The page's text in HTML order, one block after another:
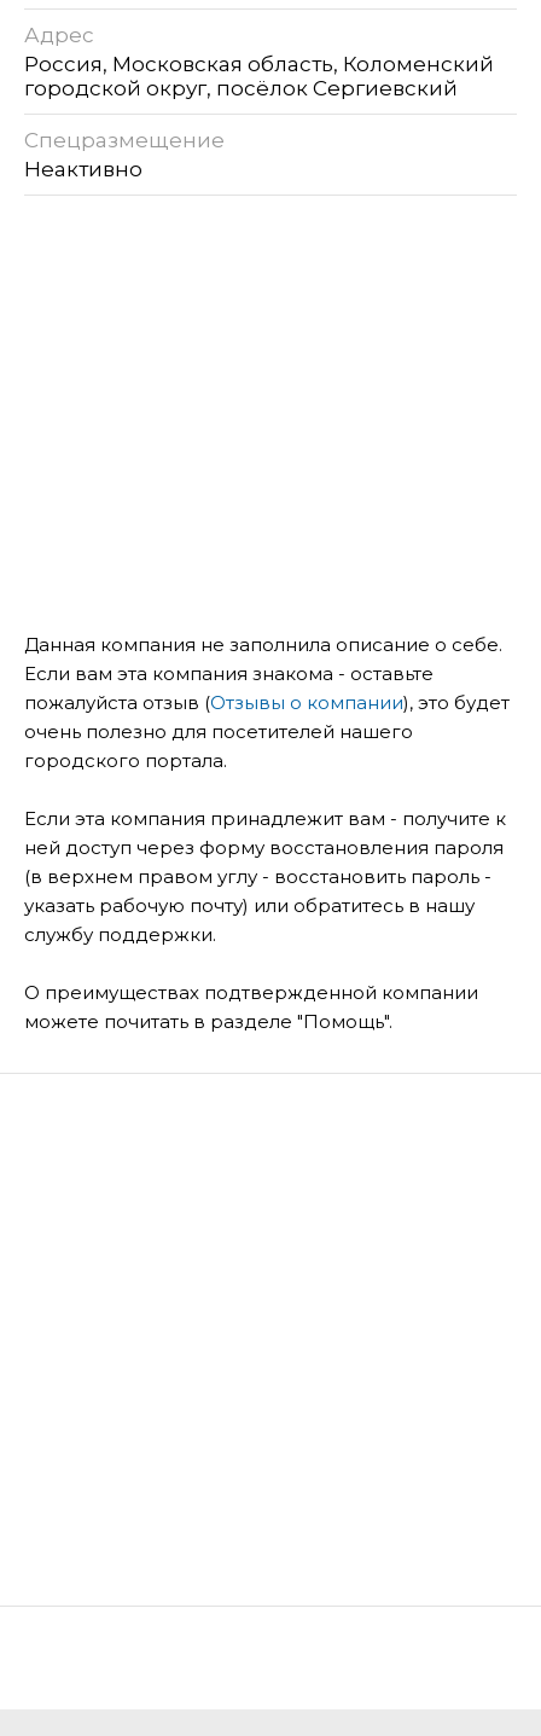
Адрес
Россия, Московская область, Коломенский
городской округ, посёлок Сергиевский
Спецразмещение
Неактивно
Данная компания не заполнила описание о себе.
Если вам эта компания знакома - оставьте
пожалуйста отзыв (Отзывы о компании), это будет
очень полезно для посетителей нашего
городского портала.
Если эта компания принадлежит вам - получите к
ней доступ через форму восстановления пароля
(в верхнем правом углу - восстановить пароль -
указать рабочую почту) или обратитесь в нашу
службу поддержки.
О преимуществах подтвержденной компании
можете почитать в разделе "Помощь".